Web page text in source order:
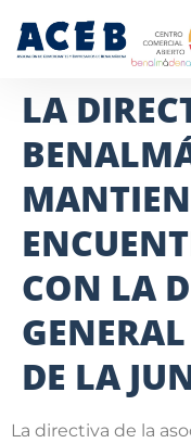
LA
CON LA
DE LA
La directiva de la